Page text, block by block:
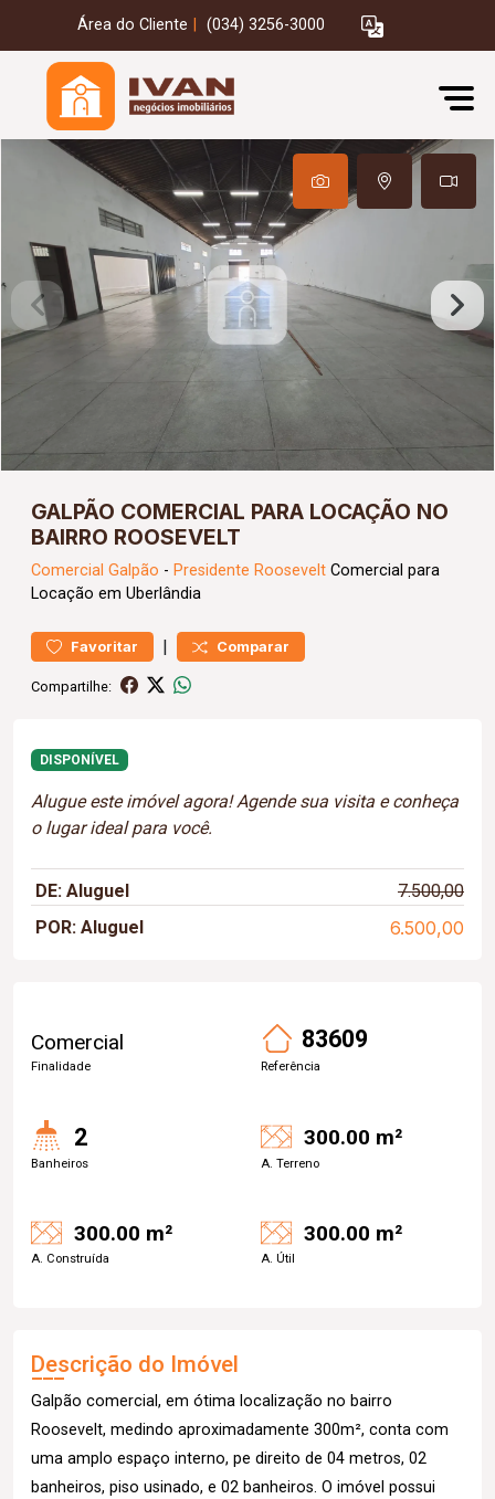
Área do Cliente (034) 3256-3000
GALPÃO COMERCIAL PARA LOCAÇÃO NO
BAIRRO ROOSEVELT
Comercial Galpão - Presidente Roosevelt Comercial para
Locação em Uberlândia
Favoritar | Comparar
Compartilhe:
DISPONÍVEL
Alugue este imóvel agora! Agende sua visita e conheça
o lugar ideal para você.
DE: Aluguel
7.500,00
POR: Aluguel
6.500,00
Comercial
Finalidade
83609
Referência
2
Banheiros
300.00 m²
A. Terreno
300.00 m²
A. Construída
300.00 m²
A. Útil
Descrição do Imóvel
Galpão comercial, em ótima localização no bairro
Roosevelt, medindo aproximadamente 300m², conta com
uma amplo espaço interno, pe direito de 04 metros, 02
banheiros, piso usinado, e 02 banheiros. O imóvel possui